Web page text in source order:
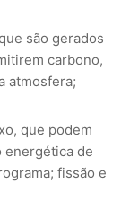
são gerados
carbono,
atmosfera;
que podem
energética de
fissão e